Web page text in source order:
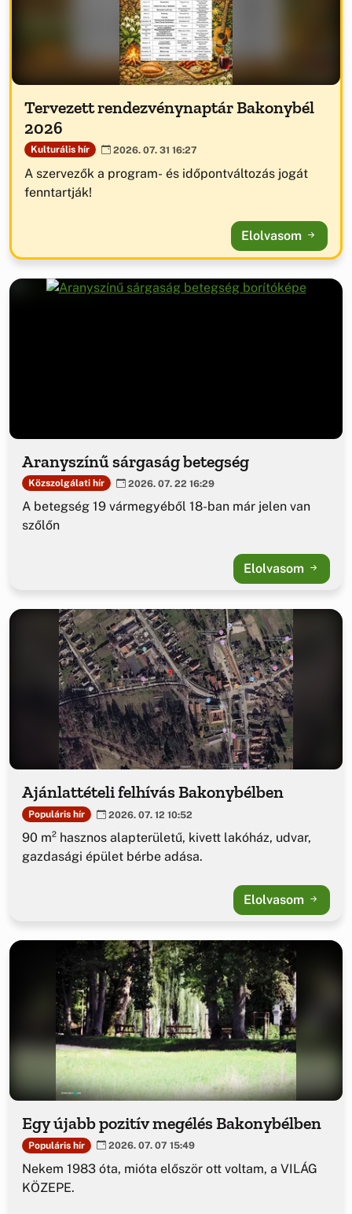
Tervezett rendezvénynaptár Bakonybél
2026
Kulturális hír 2026. 07. 31 16:27
A szervezők a program- és időpontváltozás jogát
fenntartják!
Elolvasom
Aranyszínű sárgaság betegség
Közszolgálati hír 2026. 07. 22 16:29
A betegség 19 vármegyéből 18-ban már jelen van
szőlőn
Elolvasom
Ajánlattételi felhívás Bakonybélben
Populáris hír 2026. 07. 12 10:52
90 m² hasznos alapterületű, kivett lakóház, udvar,
gazdasági épület bérbe adása.
Elolvasom
Egy újabb pozitív megélés Bakonybélben
Populáris hír 2026. 07. 07 15:49
Nekem 1983 óta, mióta először ott voltam, a VILÁG
KÖZEPE.